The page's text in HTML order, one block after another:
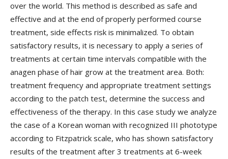
over the world. This method is described as safe and
effective and at the end of properly performed course
treatment, side effects risk is minimalized. To obtain
satisfactory results, it is necessary to apply a series of
treatments at certain time intervals compatible with the
anagen phase of hair grow at the treatment area. Both:
treatment frequency and appropriate treatment settings
according to the patch test, determine the success and
effectiveness of the therapy. In this case study we analyze
the case of a Korean woman with recognized III phototype
according to Fitzpatrick scale, who has shown satisfactory
results of the treatment after 3 treatments at 6-week